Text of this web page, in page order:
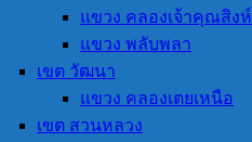
แขวง คลองเจ้าคุณสิงห์
แขวง พลับพลา
เขต วัฒนา
แขวง คลองเตยเหนือ
เขต สวนหลวง